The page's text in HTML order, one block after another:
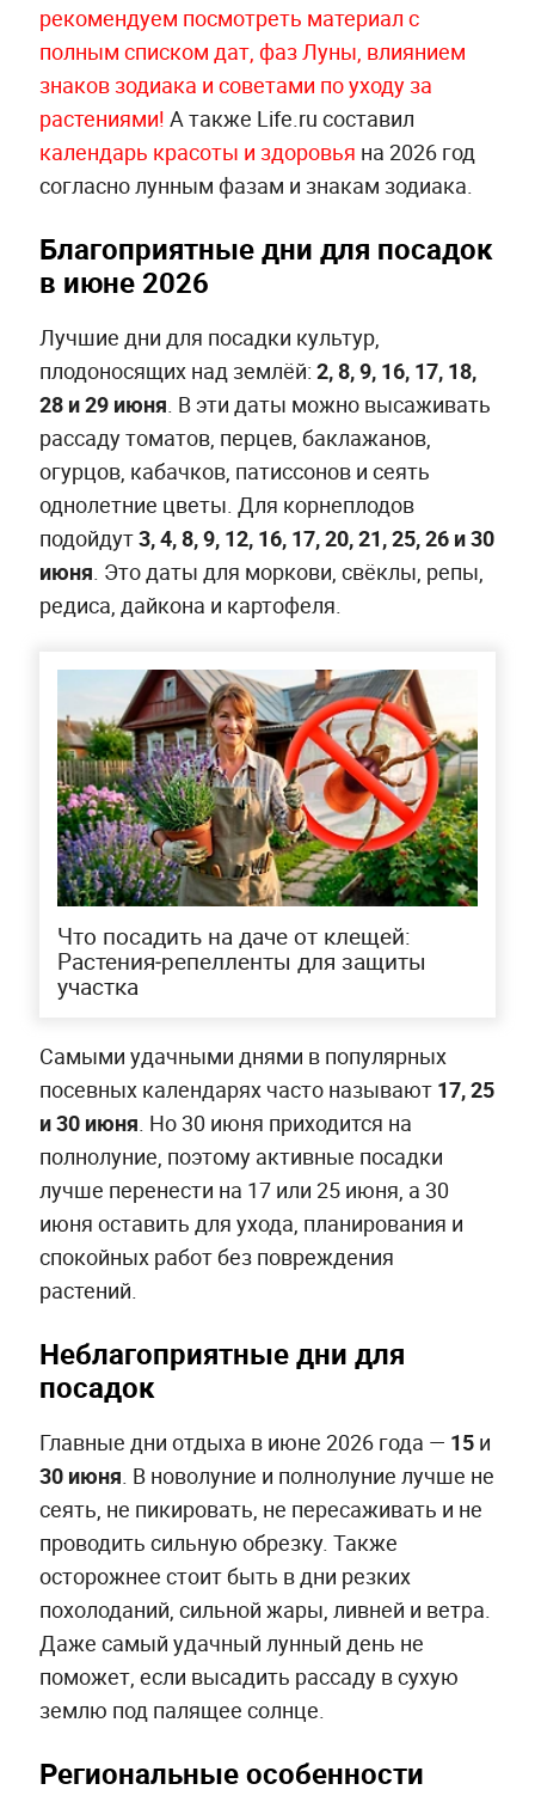
рекомендуем посмотреть материал с
полным списком дат, фаз Луны, влиянием
знаков зодиака и советами по уходу за
растениями! А также Life.ru составил
календарь красоты и здоровья на 2026 год
согласно лунным фазам и знакам зодиака.
Благоприятные дни для посадок
в июне 2026
Лучшие дни для посадки культур,
плодоносящих над землёй: 2, 8, 9, 16, 17, 18,
28 и 29 июня . В эти даты можно высаживать
рассаду томатов, перцев, баклажанов,
огурцов, кабачков, патиссонов и сеять
однолетние цветы. Для корнеплодов
подойдут3, 4, 8, 9, 12, 16, 17, 20, 21, 25, 26 и 30
июня . Это даты для моркови, свёклы, репы,
редиса, дайкона и картофеля.
Что посадить на даче от клещей:
Растения‑репелленты для защиты
участка
Самыми удачными днями в популярных
посевных календарях часто называют 17, 25
и 30 июня. Но 30 июня приходится на
полнолуние, поэтому активные посадки
лучше перенести на 17 или 25 июня, а 30
июня оставить для ухода, планирования и
спокойных работ без повреждения
растений.
Неблагоприятные дни для
посадок
Главные дни отдыха в июне 2026 года — 15 и
30 июня. В новолуние и полнолуние лучше не
сеять, не пикировать, не пересаживать и не
проводить сильную обрезку. Также
осторожнее стоит быть в дни резких
похолоданий, сильной жары, ливней и ветра.
Даже самый удачный лунный день не
поможет, если высадить рассаду в сухую
землю под палящее солнце.
Региональные особенности